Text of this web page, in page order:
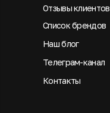
Отзывы клиентов
Список брендов
Наш блог
Телеграм-канал
Контакты